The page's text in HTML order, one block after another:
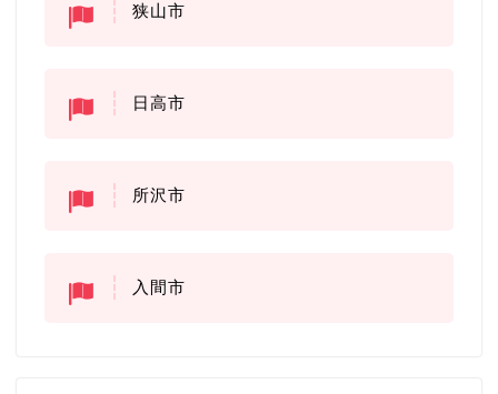
狭山市
日高市
所沢市
入間市